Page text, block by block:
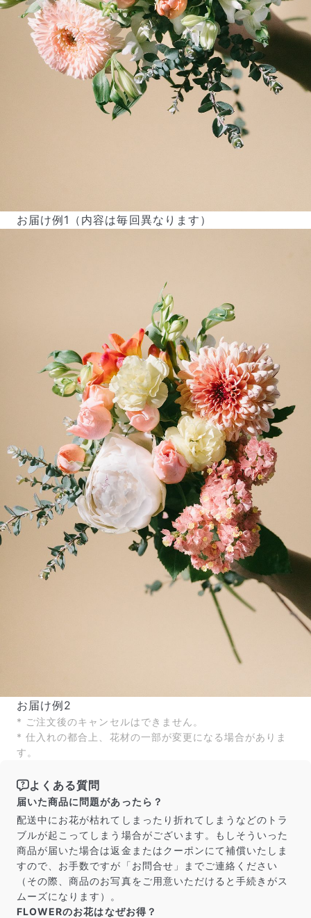
お届け例1（内容は毎回異なります）
お届け例2
* ご注文後のキャンセルはできません。
* 仕入れの都合上、花材の一部が変更になる場合がありま
す。
よくある質問
届いた商品に問題があったら？
配送中にお花が枯れてしまったり折れてしまうなどのトラ
ブルが起こってしまう場合がございます。もしそういった
商品が届いた場合は返金またはクーポンにて補償いたしま
すので、お手数ですが「お問合せ」までご連絡ください
（その際、商品のお写真をご用意いただけると手続きがス
ムーズになります）。
FLOWERのお花はなぜお得？